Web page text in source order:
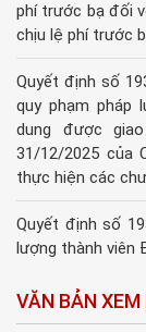
phí trước bạ đối
chịu lệ phí trước
Quyết định số
quy phạm pháp
dung được
31/12/2025 của
thực hiện các
Quyết định số
lượng thành viên
VĂN BẢN XEM